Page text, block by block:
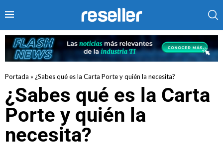
Portada » ¿Sabes qué es la Carta Porte y quién la necesita?
¿Sabes qué es la Carta
Porte y quién la
necesita?